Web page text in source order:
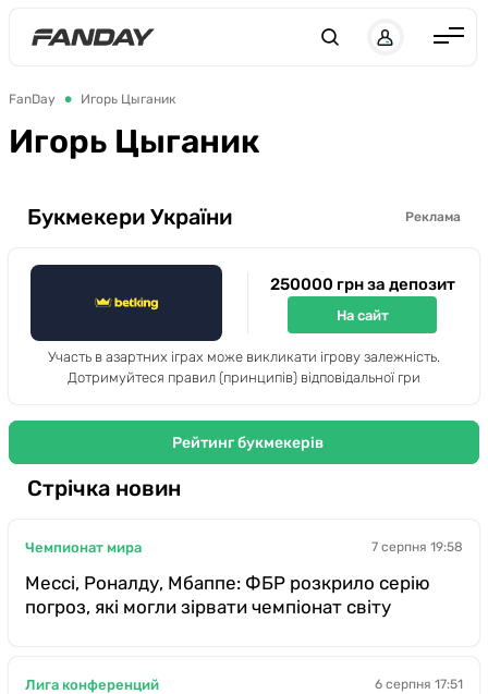
Україна
ЛЧ
ЛЕ
Букмекери
FanDay Игорь Цыганик
Игорь Цыганик
Букмекери України Реклама
250000 грн за депозит
На сайт
Участь в азартних іграх може викликати ігрову залежність.
Дотримуйтеся правил (принципів) відповідальної гри
Рейтинг букмекерів
Стрічка новин
Чемпионат мира 7 серпня 19:58
Мессі, Роналду, Мбаппе: ФБР розкрило серію
погроз, які могли зірвати чемпіонат світу
Лига конференций 6 серпня 17:51